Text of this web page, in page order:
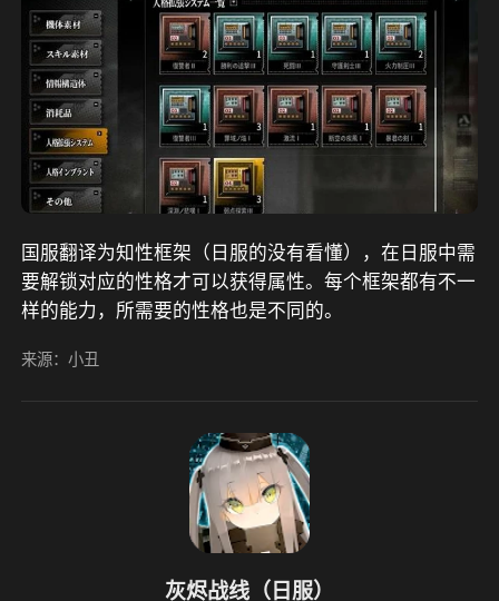
国服翻译为知性框架（日服的没有看懂），在日服中需
要解锁对应的性格才可以获得属性。每个框架都有不一
样的能力，所需要的性格也是不同的。
来源：小丑
灰烬战线（日服）